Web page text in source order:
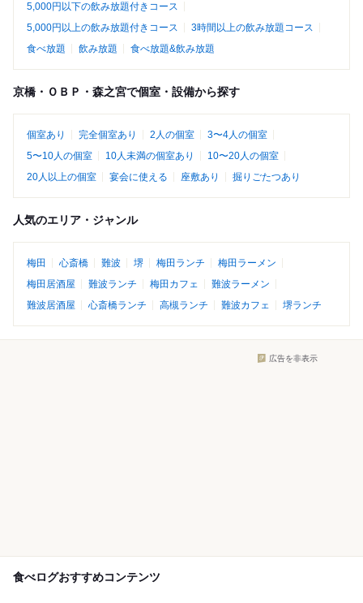
5,000円以下の飲み放題付きコース
5,000円以上の飲み放題付きコース
3時間以上の飲み放題コース
食べ放題
飲み放題 食べ放題&飲み放題
京橋・ＯＢＰ・森之宮で個室・設備から探す
個室あり 完全個室あり 2人の個室
3〜4人の個室
5〜10人の個室
10人未満の個室あり
10〜20人の個室
20人以上の個室
宴会に使える 座敷あり 掘りごたつあり
人気のエリア・ジャンル
梅田 心斎橋 難波 堺 梅田ランチ
梅田ラーメン
梅田居酒屋
難波ランチ 梅田カフェ
難波ラーメン
難波居酒屋
心斎橋ランチ 高槻ランチ 難波カフェ 堺ランチ
広告を非表示
食べログおすすめコンテンツ